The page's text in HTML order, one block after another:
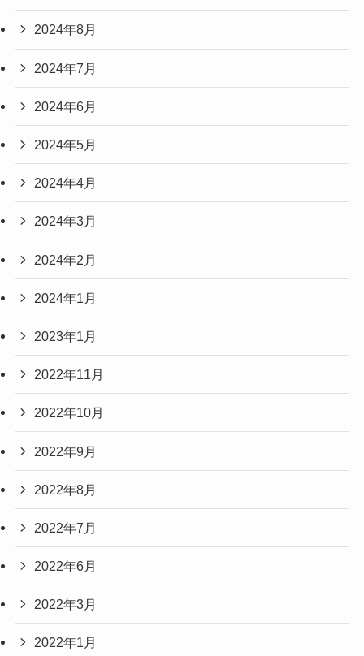
2024年8月
2024年7月
2024年6月
2024年5月
2024年4月
2024年3月
2024年2月
2024年1月
2023年1月
2022年11月
2022年10月
2022年9月
2022年8月
2022年7月
2022年6月
2022年3月
2022年1月